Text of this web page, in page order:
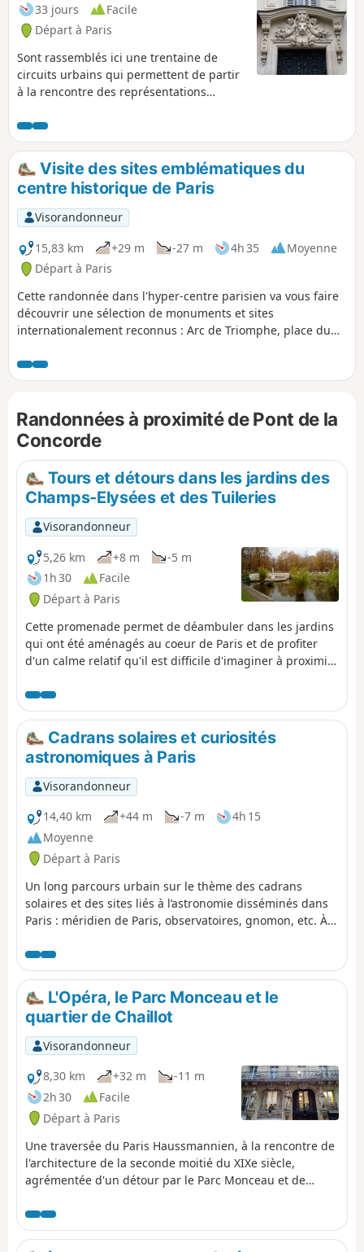
33 jours
Facile
Départ à Paris
Sont rassemblés ici une trentaine de
circuits urbains qui permettent de partir
à la rencontre des représentations
ornementations d'immeubles, fresques
murales, etc.
Visite des sites emblématiques du
centre historique de Paris
Visorandonneur
15,83 km
+29 m -27 m 4h 35
Moyenne
Départ à Paris
Cette randonnée dans l'hyper-centre parisien va vous faire
découvrir une sélection de monuments et sites
internationalement reconnus : Arc de Triomphe, place du
Palais Bourbon, le Musée d'Orsay, les Quais de Seine, l'Île
de la Cité avec la Sainte-Chapelle et la cathédrale Notre
centre Georges Pompidou, les Nouvelles Halles, la Bourse
du Commerce, le Conseil d'État, le Louvre, le Jardin des
Tuileries, la Place de la Concorde, le Petit et le Grand Palais,
le théâtre Marigny, le Ministère de l'Intérieur, le Palais de
l'Élysée et "la plus belle avenue du monde" les Champs
Élysées.
Randonnées à proximité de Pont de la
Concorde
Tours et détours dans les jardins des
Champs-Elysées et des Tuileries
Visorandonneur
5,26 km
+8 m
-5 m
1h 30
Facile
Départ à Paris
Cette promenade permet de déambuler dans les jardins
qui ont été aménagés au coeur de Paris et de profiter
d'un calme relatif qu'il est difficile d'imaginer à proximité
découvrira les perspectives des Champs-Élysées et du
Pont Alexandre III, quelques grands monuments,
quelques musées parmi les plus célèbres de Paris et un
statuaire riche et diversifié.
Cadrans solaires et curiosités
astronomiques à Paris
Visorandonneur
14,40 km
+44 m -7 m
4h 15
Moyenne
Départ à Paris
Un long parcours urbain sur le thème des cadrans
solaires et des sites liés à l’astronomie disséminés dans
Paris : méridien de Paris, observatoires, gnomon, etc. À
pour pouvoir lire l’heure au long du parcours ! Les
cadrans sont souvent en hauteur, parfois cachés par des
arbres qui ont poussé... il faut parfois bien chercher.
L'Opéra, le Parc Monceau et le
quartier de Chaillot
Visorandonneur
8,30 km
+32 m
-11 m
2h 30
Facile
Départ à Paris
Une traversée du Paris Haussmannien, à la rencontre de
l'architecture de la seconde moitié du XIXe siècle,
agrémentée d'un détour par le Parc Monceau et de